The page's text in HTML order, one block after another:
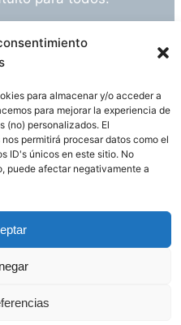
para almacenar y/o acceder a
para mejorar la experiencia de
(no) personalizados. El
permitirá procesar datos como el
ID's únicos en este sitio. No
puede afectar negativamente a
Escríbeme
Política de cookies
por Javier Ripoll